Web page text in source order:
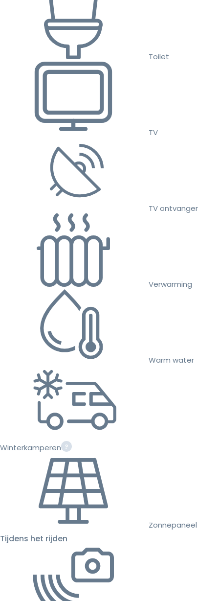
Toilet
TV
TV ontvanger
Verwarming
Warm water
Winterkamperen
Zonnepaneel
Tijdens het rijden